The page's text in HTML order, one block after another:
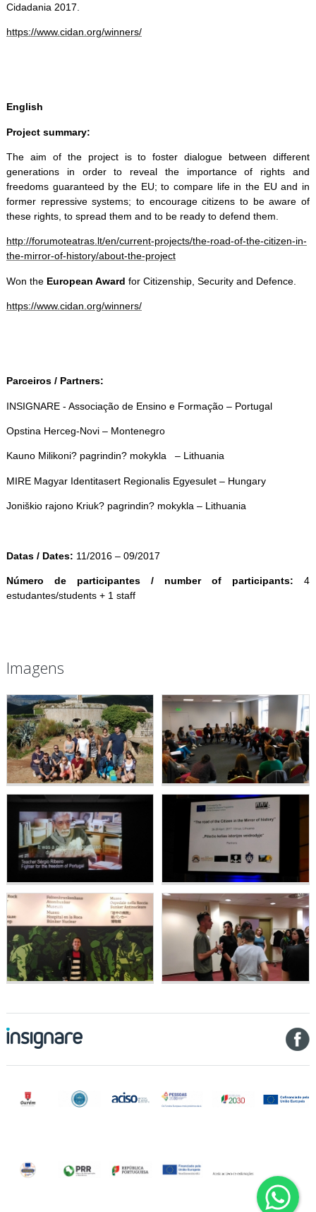
Cidadania 2017.
https://www.cidan.org/winners/
English
Project summary:
The aim of the project is to foster dialogue between different
generations in order to reveal the importance of rights and
freedoms guaranteed by the EU; to compare life in the EU and in
former repressive systems; to encourage citizens to be aware of
these rights, to spread them and to be ready to defend them.
http://forumoteatras.lt/en/current-projects/the-road-of-the-citizen-in-
the-mirror-of-history/about-the-project
Won the European Award for Citizenship, Security and Defence.
https://www.cidan.org/winners/
Parceiros / Partners:
INSIGNARE - Associação de Ensino e Formação – Portugal
Opstina Herceg-Novi – Montenegro
Kauno Milikoni? pagrindin? mokykla – Lithuania
MIRE Magyar Identitasert Regionalis Egyesulet – Hungary
Joniškio rajono Kriuk? pagrindin? mokykla – Lithuania
Datas / Dates: 11/2016 – 09/2017
Número de participantes / number of participants: 4
estudantes/students + 1 staff
Imagens